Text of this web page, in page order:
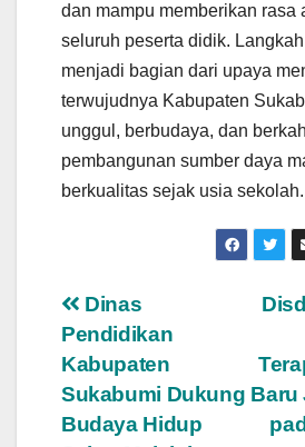
dan mampu memberikan rasa
seluruh peserta didik.
menjadi bagian dari upaya
terwujudnya Kabupaten
unggul, berbudaya, dan
pembangunan sumber daya
berkualitas sejak usia sekolah.
Navigasi
pos
Baru
Dinas
Pendidikan
Kabupaten
Sukabumi Dukung
Budaya Hidup